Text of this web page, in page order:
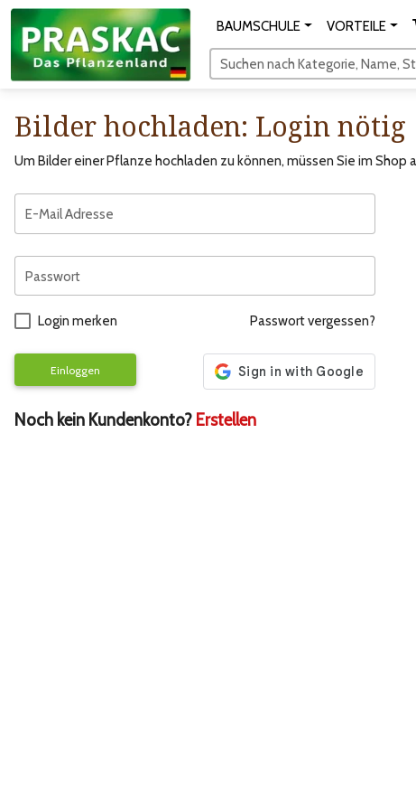
BAUMSCHULE VORTEILE
Suchen nach Kategorie, Name,
Bilder hochladen: Login nötig
Um Bilder einer Pflanze hochladen zu können, müssen Sie im
E-Mail Adresse
Passwort
Login merken Passwort vergessen?
Einloggen
Noch kein Kundenkonto? Erstellen